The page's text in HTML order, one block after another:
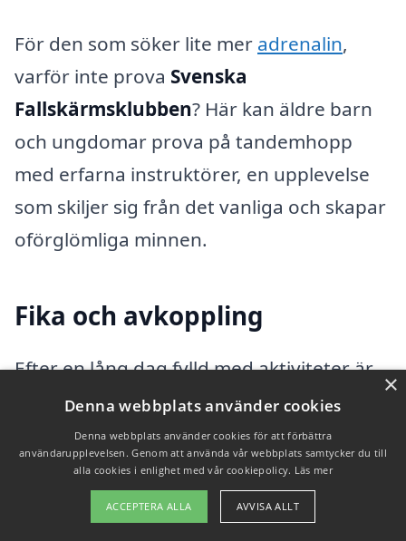
För den som söker lite mer adrenalin,
varför inte prova Svenska
Fallskärmsklubben? Här kan äldre barn
och ungdomar prova på tandemhopp
med erfarna instruktörer, en upplevelse
som skiljer sig från det vanliga och skapar
oförglömliga minnen.
Fika och avkoppling
Efter en lång dag fylld med aktiviteter är
det perfekt att ta en paus och njuta av lite
fika. Västerås erbjuder många mysiga
caféer där familjer kan koppla av
tillsammans. Ett populärt alternativ är
Karlsgatan Kafé, beläget i närheten av
×
Denna webbplats använder cookies
Denna webbplats använder cookies för att förbättra
användarupplevelsen. Genom att använda vår webbplats samtycker du till
alla cookies i enlighet med vår cookiepolicy. Läs mer
ACCEPTERA ALLA AVVISA ALLT